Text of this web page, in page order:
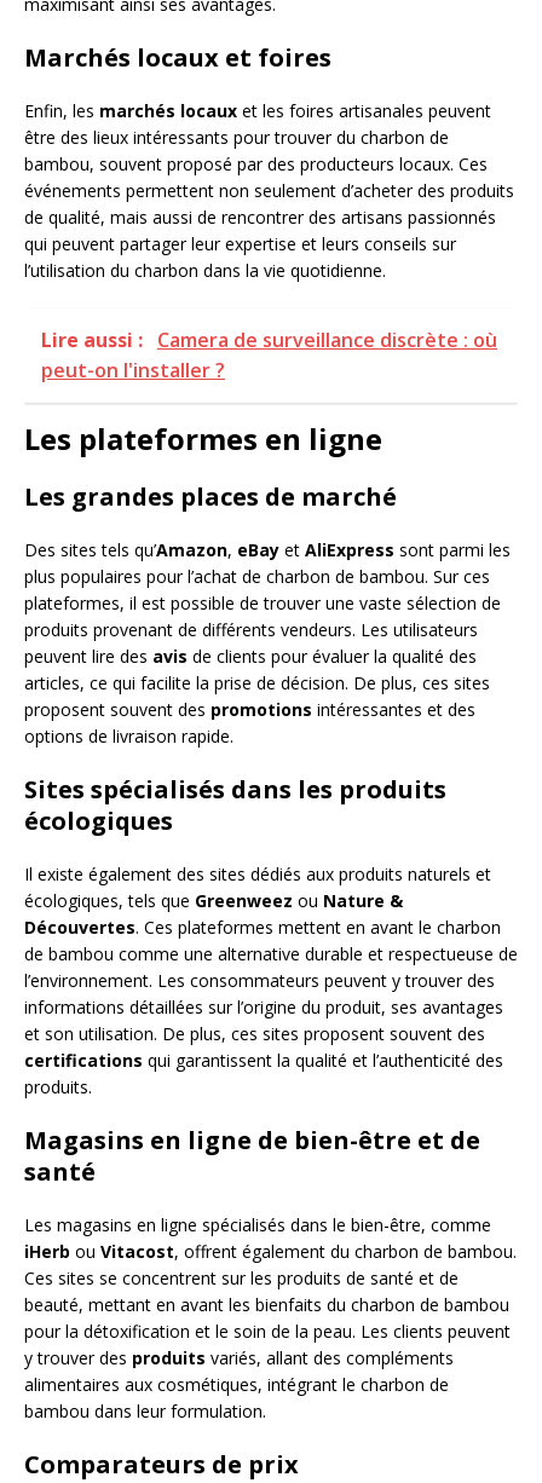
Marchés locaux et foires
Enfin, les marchés locaux et les foires artisanales peuvent
être des lieux intéressants pour trouver du charbon de
bambou, souvent proposé par des producteurs locaux. Ces
événements permettent non seulement d’acheter des produits
de qualité, mais aussi de rencontrer des artisans passionnés
qui peuvent partager leur expertise et leurs conseils sur
l’utilisation du charbon dans la vie quotidienne.
Lire aussi : Camera de surveillance discrète : où
peut-on l'installer ?
Les plateformes en ligne
Les grandes places de marché
Des sites tels qu’Amazon, eBay et AliExpress sont parmi les
plus populaires pour l’achat de charbon de bambou. Sur ces
plateformes, il est possible de trouver une vaste sélection de
produits provenant de différents vendeurs. Les utilisateurs
peuvent lire des avis de clients pour évaluer la qualité des
articles, ce qui facilite la prise de décision. De plus, ces sites
proposent souvent des promotions intéressantes et des
options de livraison rapide.
Sites spécialisés dans les produits
écologiques
Il existe également des sites dédiés aux produits naturels et
écologiques, tels que Greenweez ou Nature &
Découvertes. Ces plateformes mettent en avant le charbon
de bambou comme une alternative durable et respectueuse de
l’environnement. Les consommateurs peuvent y trouver des
informations détaillées sur l’origine du produit, ses avantages
et son utilisation. De plus, ces sites proposent souvent des
certifications qui garantissent la qualité et l’authenticité des
produits.
Magasins en ligne de bien-être et de
santé
Les magasins en ligne spécialisés dans le bien-être, comme
iHerb ou Vitacost, offrent également du charbon de bambou.
Ces sites se concentrent sur les produits de santé et de
beauté, mettant en avant les bienfaits du charbon de bambou
pour la détoxification et le soin de la peau. Les clients peuvent
y trouver des produits variés, allant des compléments
alimentaires aux cosmétiques, intégrant le charbon de
bambou dans leur formulation.
Comparateurs de prix